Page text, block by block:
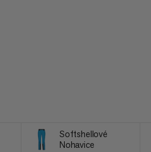
Softshellové
Nohavice